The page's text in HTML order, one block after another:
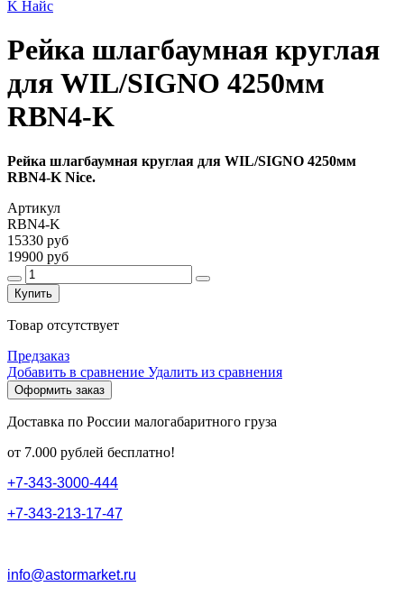
Рейка шлагбаумная круглая
для WIL/SIGNO 4250мм
RBN4-K
Рейка шлагбаумная круглая для WIL/SIGNO 4250мм
RBN4-K Nice.
Артикул
RBN4-K
15330 руб
19900 руб
Купить
Товар отсутствует
Предзаказ
Добавить в сравнение Удалить из сравнения
Оформить заказ
Доставка по России малогабаритного груза
от 7.000 рублей бесплатно!
+7-343-3000-444
+7-343-213-17-47
info@astormarket.ru